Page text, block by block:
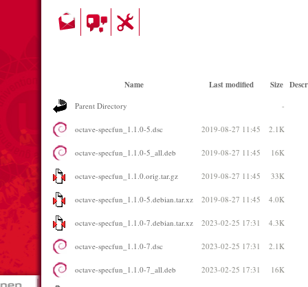
Name Last modified Size
Parent Directory -
octave-specfun_1.1.0-5.dsc 2019-08-27 11:45 2.1K
octave-specfun_1.1.0-5_all.deb 2019-08-27 11:45 16K
octave-specfun_1.1.0.orig.tar.gz 2019-08-27 11:45 33K
octave-specfun_1.1.0-5.debian.tar.xz 2019-08-27 11:45 4.0K
octave-specfun_1.1.0-7.debian.tar.xz 2023-02-25 17:31 4.3K
octave-specfun_1.1.0-7.dsc 2023-02-25 17:31 2.1K
octave-specfun_1.1.0-7_all.deb 2023-02-25 17:31 16K